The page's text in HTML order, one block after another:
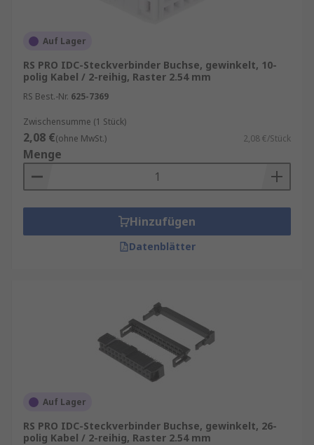
Auf Lager
RS PRO IDC-Steckverbinder Buchse, gewinkelt, 10-
polig Kabel / 2-reihig, Raster 2.54 mm
RS Best.-Nr. 625-7369
Zwischensumme (1 Stück)
2,08 €(ohne MwSt.) 2,08 €/Stück
Menge
Hinzufügen
Datenblätter
Auf Lager
RS PRO IDC-Steckverbinder Buchse, gewinkelt, 26-
polig Kabel / 2-reihig, Raster 2.54 mm